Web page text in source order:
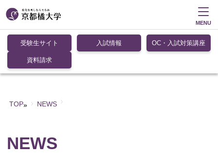
MENU
受験生サイト 入試情報 OC・入試対策講座
資料請求
TOP» NEWS
NEWS